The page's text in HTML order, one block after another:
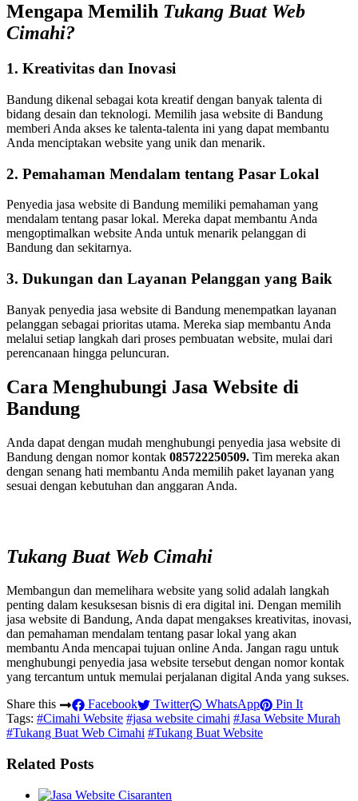
Mengapa Memilih Tukang Buat Web
Cimahi?
1. Kreativitas dan Inovasi
Bandung dikenal sebagai kota kreatif dengan banyak talenta di
bidang desain dan teknologi. Memilih jasa website di Bandung
memberi Anda akses ke talenta-talenta ini yang dapat membantu
Anda menciptakan website yang unik dan menarik.
2. Pemahaman Mendalam tentang Pasar Lokal
Penyedia jasa website di Bandung memiliki pemahaman yang
mendalam tentang pasar lokal. Mereka dapat membantu Anda
mengoptimalkan website Anda untuk menarik pelanggan di
Bandung dan sekitarnya.
3. Dukungan dan Layanan Pelanggan yang Baik
Banyak penyedia jasa website di Bandung menempatkan layanan
pelanggan sebagai prioritas utama. Mereka siap membantu Anda
melalui setiap langkah dari proses pembuatan website, mulai dari
perencanaan hingga peluncuran.
Cara Menghubungi Jasa Website di
Bandung
Anda dapat dengan mudah menghubungi penyedia jasa website di
Bandung dengan nomor kontak 085722250509. Tim mereka akan
dengan senang hati membantu Anda memilih paket layanan yang
sesuai dengan kebutuhan dan anggaran Anda.
Tukang Buat Web Cimahi
Membangun dan memelihara website yang solid adalah langkah
penting dalam kesuksesan bisnis di era digital ini. Dengan memilih
jasa website di Bandung, Anda dapat mengakses kreativitas, inovasi,
dan pemahaman mendalam tentang pasar lokal yang akan
membantu Anda mencapai tujuan online Anda. Jangan ragu untuk
menghubungi penyedia jasa website tersebut dengan nomor kontak
yang tercantum untuk memulai perjalanan digital Anda yang sukses.
Share this
Facebook Twitter WhatsApp
Pin It
Tags: #Cimahi Website #jasa website cimahi #Jasa Website Murah
#Tukang Buat Web Cimahi #Tukang Buat Website
Related Posts